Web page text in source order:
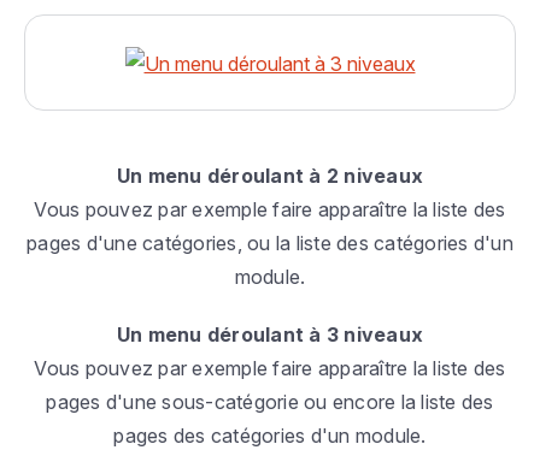
Un menu déroulant à 2 niveaux
Vous pouvez par exemple faire apparaître la liste des
pages d'une catégories, ou la liste des catégories d'un
module.
Un menu déroulant à 3 niveaux
Vous pouvez par exemple faire apparaître la liste des
pages d'une sous-catégorie ou encore la liste des
pages des catégories d'un module.